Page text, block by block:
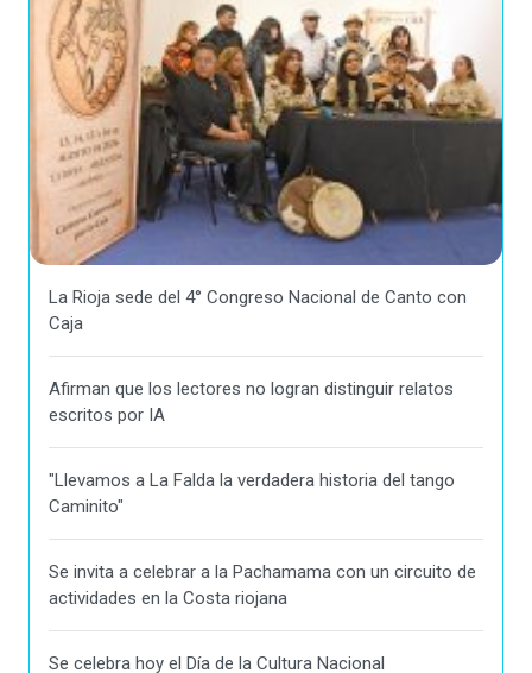
La Rioja sede del 4° Congreso Nacional de Canto con
Caja
Afirman que los lectores no logran distinguir relatos
escritos por IA
"Llevamos a La Falda la verdadera historia del tango
Caminito"
Se invita a celebrar a la Pachamama con un circuito de
actividades en la Costa riojana
Se celebra hoy el Día de la Cultura Nacional